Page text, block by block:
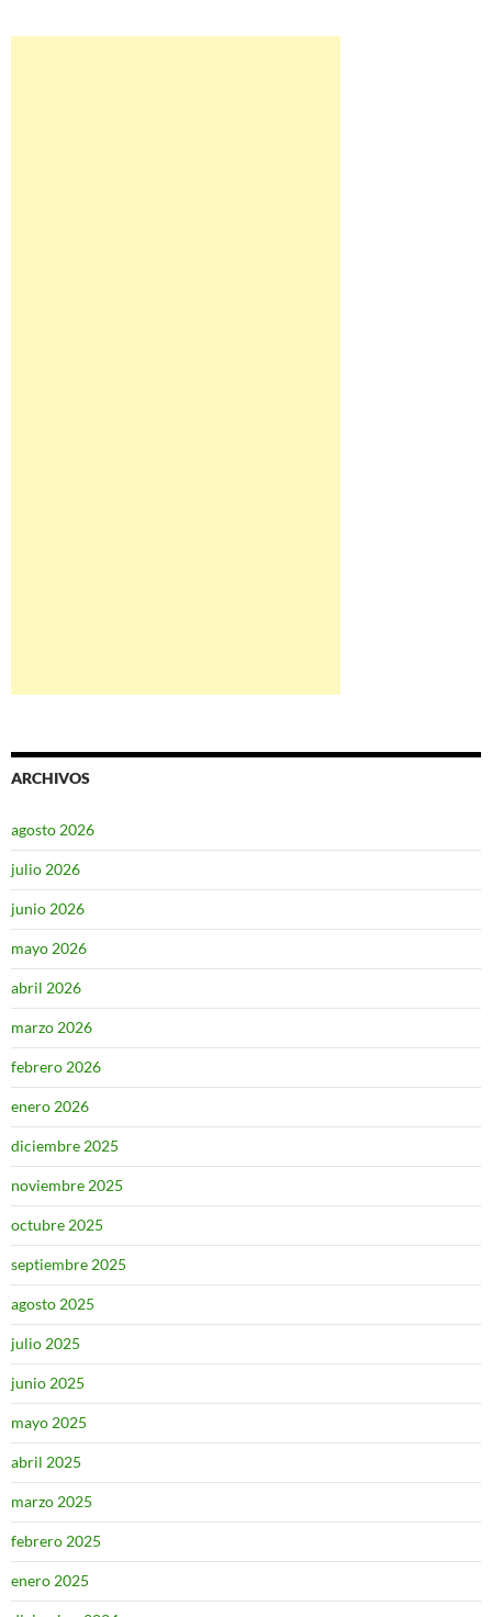
ARCHIVOS
agosto 2026
julio 2026
junio 2026
mayo 2026
abril 2026
marzo 2026
febrero 2026
enero 2026
diciembre 2025
noviembre 2025
octubre 2025
septiembre 2025
agosto 2025
julio 2025
junio 2025
mayo 2025
abril 2025
marzo 2025
febrero 2025
enero 2025